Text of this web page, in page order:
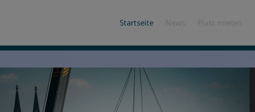
Startseite News Platz mieten